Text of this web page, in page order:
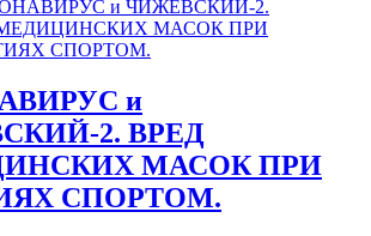
и
2. ВРЕД
МАСОК ПРИ
СПОРТОМ.